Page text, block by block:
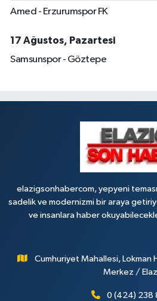
FIRAT ÜNÜVERSİTESİ HASTANESİNİN
0 (424) 236 61 40 Yol Tarifi Al
Amed - Erzurumspor FK
17 Ağustos, Pazartesi
Samsunspor - Göztepe
elazigsonhabercom, yepyeni
sadelik ve modernizmi bir araya
ve insanlara haber
Cumhuriyet Mahallesi, Lokman
Merkez /
0 (424) 238